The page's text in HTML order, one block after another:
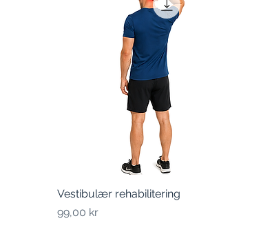
Hurtigvisning
Vestibulær rehabilitering
Pris
99,00 kr